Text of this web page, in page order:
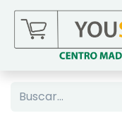
Ir al contenido